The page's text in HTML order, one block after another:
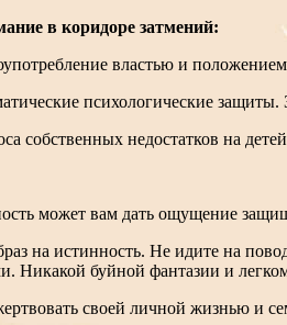
в коридоре затмений:
властью и
психологические
собственных недостатков на
может вам дать ощущение
на истинность. Не идите на
Никакой буйной фантазии и
своей личной жизнью и